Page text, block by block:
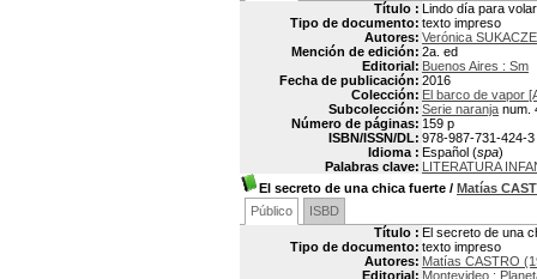
Título : Lindo día para volar
Tipo de documento: texto impreso
Autores: Verónica
Mención de edición: 2a. ed
Editorial: Buenos Aires : Sm
Fecha de publicación: 2016
Colección: El barco de vapor
Subcolección: Serie naranja num.
Número de páginas: 159 p
ISBN/ISSN/DL: 978-987-731-424-3
Idioma : Español (spa)
Palabras clave: LITERATURA
El secreto de una chica fuerte / Matías
Público
ISBD
Título : El secreto de una
Tipo de documento: texto impreso
Autores: Matías CASTRO
Editorial: Montevideo :